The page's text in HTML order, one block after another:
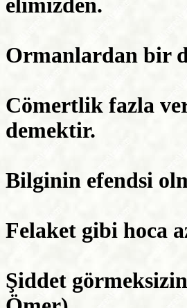
elimizden.
Ormanlardan bir
Cömertlik fazla
demektir.
Bilginin efendsi
Felaket gibi hoca
Şiddet